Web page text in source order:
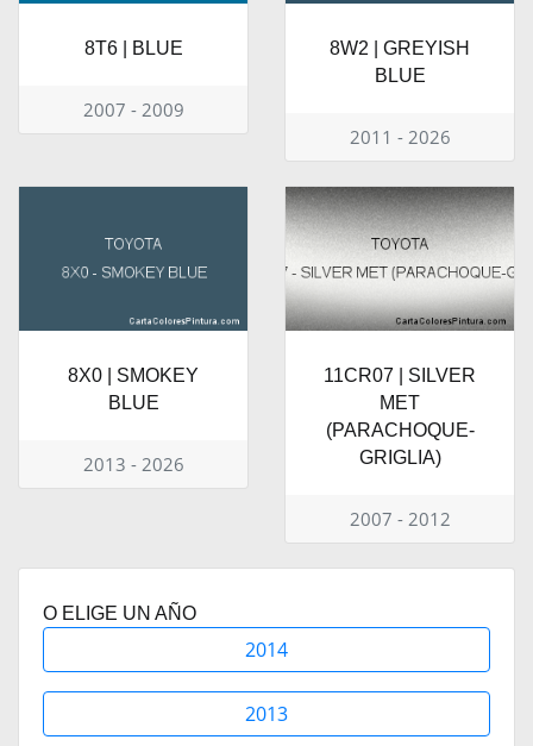
8T6 | BLUE
2007 - 2009
8W2 | GREYISH
BLUE
2011 - 2026
8X0 | SMOKEY
BLUE
2013 - 2026
11CR07 | SILVER
MET
(PARACHOQUE-
GRIGLIA)
2007 - 2012
O ELIGE UN AÑO
2014
2013